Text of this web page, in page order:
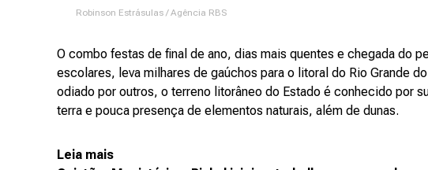
Robinson Estrásulas / Agência RBS
O combo festas de final de ano, dias mais quentes e chegada do
escolares, leva milhares de gaúchos para o litoral do Rio Grande
odiado por outros, o terreno litorâneo do Estado é conhecido por
terra e pouca presença de elementos naturais, além de dunas.
Leia mais